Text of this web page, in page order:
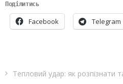
Поділитись
Facebook Telegram
Тепловий удар: як розпізнати